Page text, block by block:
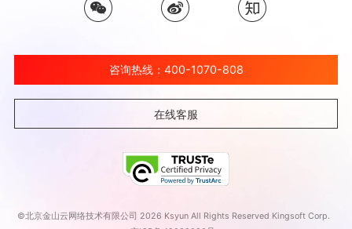
咨询热线：400-1070-808
在线客服
©北京金山云网络技术有限公司 2026 Ksyun All Rights Reserved Kingsoft Corp.